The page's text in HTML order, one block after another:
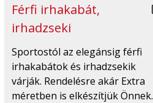
Férfi irhakabát,
irhadzseki
Sportostól az elegánsig férfi
irhakabátok és irhadzsekik
várják. Rendelésre akár Extra
méretben is elkészítjük Önnek.